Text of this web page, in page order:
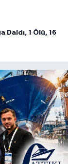
Daldı, 1 Ölü, 16